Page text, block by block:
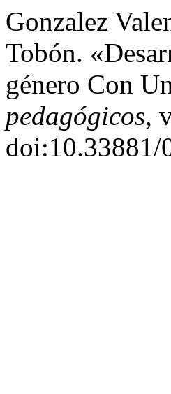
Gonzalez
Tobón.
género Con
pedagógicos,
doi:10.33881/